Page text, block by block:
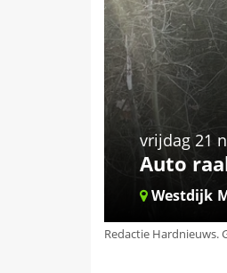
vrijdag 21
Auto
Westdijk
Redactie Hardnieuws.